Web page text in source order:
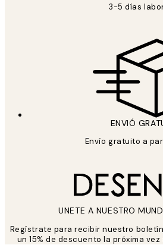
3-5 días
ENVIÓ
Envío gratuito a
UNETE A NUESTRO
Regístrate para recibir nuestro
un 15% de descuento la próxima